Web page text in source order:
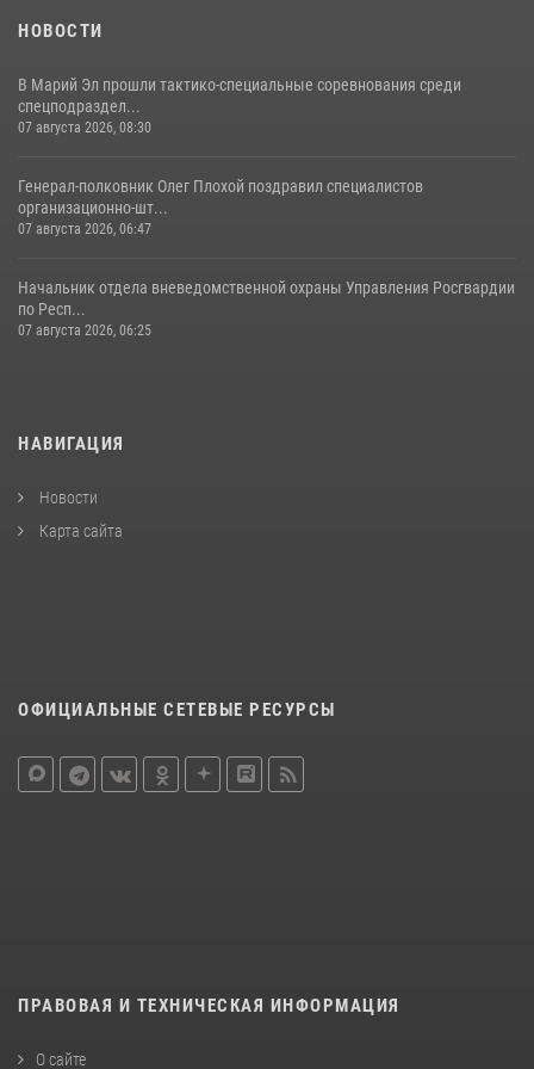
28 июля 2026, 11:52
НОВОСТИ
В Марий Эл прошли тактико-специальные соревнования среди
спецподраздел...
07 августа 2026, 08:30
Генерал-полковник Олег Плохой поздравил специалистов
организационно-шт...
07 августа 2026, 06:47
Начальник отдела вневедомственной охраны Управления Росгвардии
по Респ...
07 августа 2026, 06:25
НАВИГАЦИЯ
Новости
Карта сайта
ОФИЦИАЛЬНЫЕ СЕТЕВЫЕ РЕСУРСЫ
ПРАВОВАЯ И ТЕХНИЧЕСКАЯ ИНФОРМАЦИЯ
О сайте